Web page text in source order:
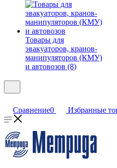
Товары для
эвакуаторов, кранов-
манипуляторов (КМУ)
и автовозов (8)
Сравнение0 Избранные